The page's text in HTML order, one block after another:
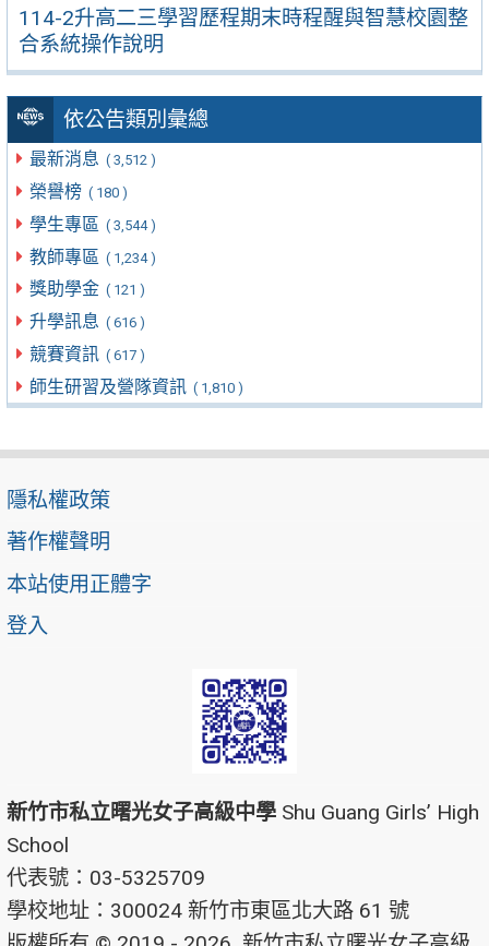
114-2升高二三學習歷程期末時程醒與智慧校園整
合系統操作說明
依公告類別彙總
最新消息 ( 3,512 )
榮譽榜 ( 180 )
學生專區 ( 3,544 )
教師專區 ( 1,234 )
獎助學金 ( 121 )
升學訊息 ( 616 )
競賽資訊 ( 617 )
師生研習及營隊資訊 ( 1,810 )
隱私權政策
著作權聲明
本站使用正體字
登入
新竹市私立曙光女子高級中學 Shu Guang Girls’ High
School
代表號：03-5325709
學校地址：300024 新竹市東區北大路 61 號